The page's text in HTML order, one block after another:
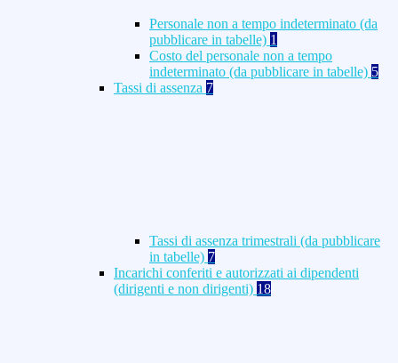
Personale non a tempo indeterminato (da
pubblicare in tabelle) 1
Costo del personale non a tempo
indeterminato (da pubblicare in tabelle) 5
Tassi di assenza 7
Tassi di assenza trimestrali (da pubblicare
in tabelle) 7
Incarichi conferiti e autorizzati ai dipendenti
(dirigenti e non dirigenti) 18